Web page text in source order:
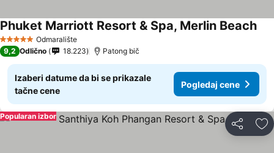
5 ZvezdiceOdmaralište
Phuket Marriott Resort & Spa, Merlin Beach
9,2 Odlično 18.223 Patong bič
Izaberi datume da bi se prikazale
tačne cene
Pogledaj cene
Deli
Popularan izbor